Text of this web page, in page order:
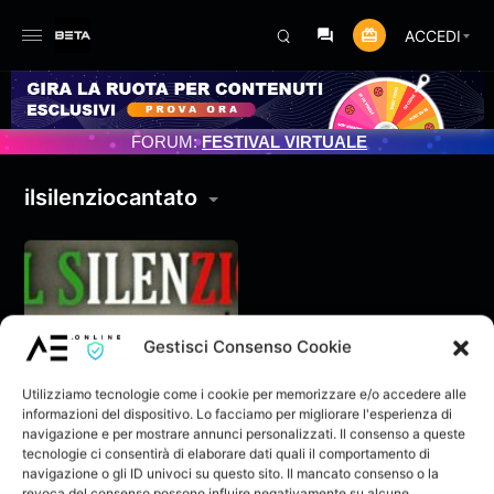
Gestisci Consenso Cookie
Utilizziamo tecnologie come i cookie per memorizzare e/o accedere alle
informazioni del dispositivo. Lo facciamo per migliorare l'esperienza di
navigazione e per mostrare annunci personalizzati. Il consenso a queste
tecnologie ci consentirà di elaborare dati quali il comportamento di
navigazione o gli ID univoci su questo sito. Il mancato consenso o la
ACCEDI
PROGRAMMATO 3/07/2025
FORUM:FESTIVAL VIRTUALE
ilsilenziocantato
Davide Mugo – Il